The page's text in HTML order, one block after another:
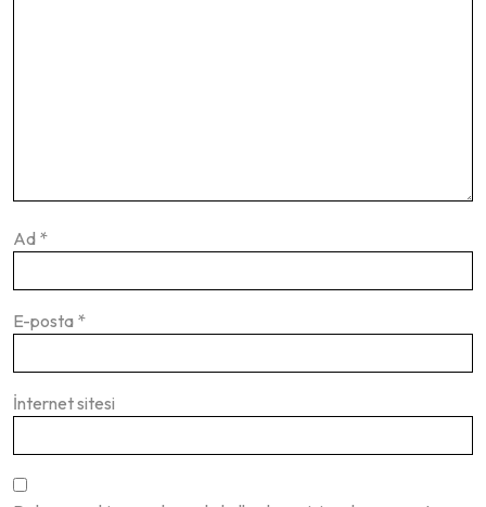
Ad *
E-posta *
İnternet sitesi